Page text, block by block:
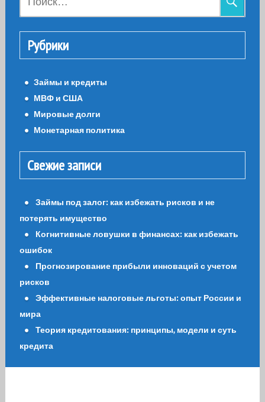
Рубрики
Займы и кредиты
МВФ и США
Мировые долги
Монетарная политика
Свежие записи
Займы под залог: как избежать рисков и не
потерять имущество
Когнитивные ловушки в финансах: как избежать
ошибок
Прогнозирование прибыли инноваций с учетом
рисков
Эффективные налоговые льготы: опыт России и
мира
Теория кредитования: принципы, модели и суть
кредита